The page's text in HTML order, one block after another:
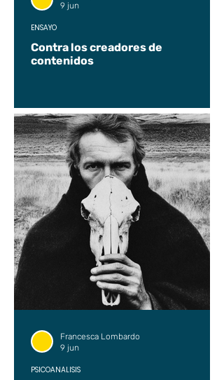
Contra los creadores de
contenidos
ENSAYO
9 jun
PSICOANÁLISIS
Francesca Lombardo
9 jun